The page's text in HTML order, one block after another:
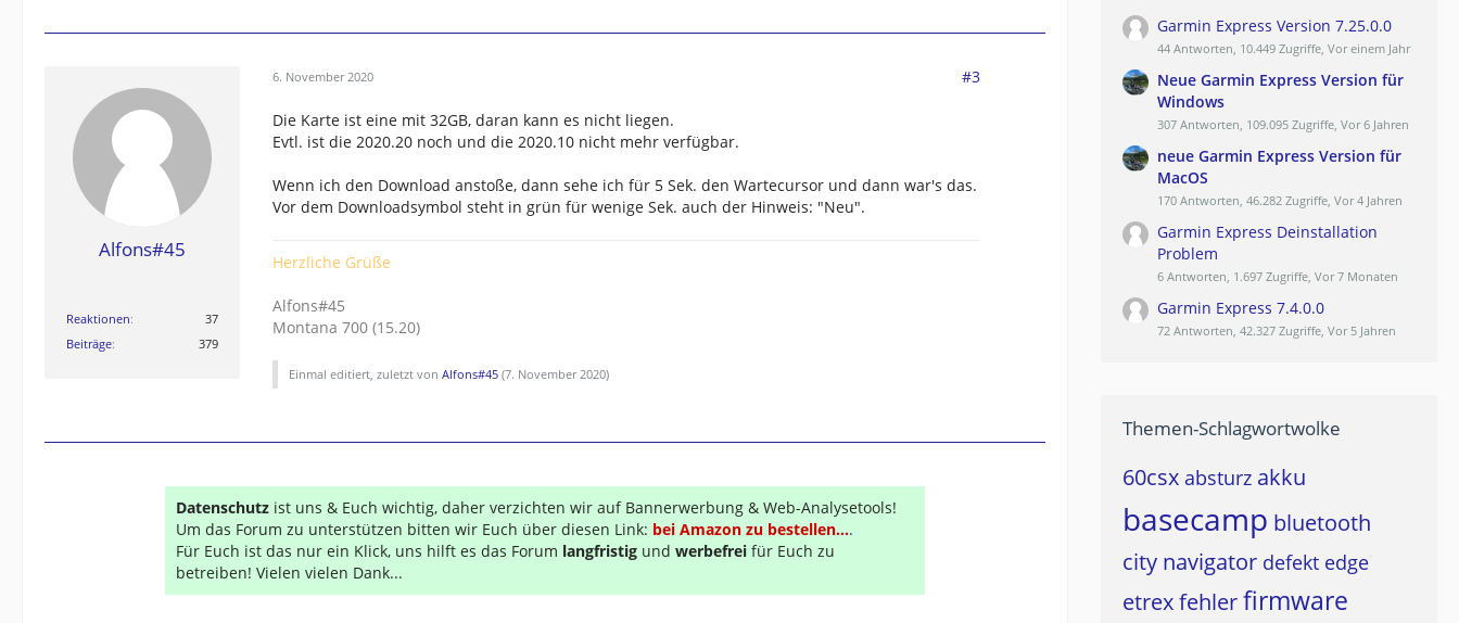
Alfons#45
Reaktionen
37
Beiträge
379
6. November 2020 #3
Die Karte ist eine mit 32GB, daran kann es nicht liegen.
Evtl. ist die 2020.20 noch und die 2020.10 nicht mehr verfügbar.
Wenn ich den Download anstoße, dann sehe ich für 5 Sek. den Wartecursor und dann war's das.
Vor dem Downloadsymbol steht in grün für wenige Sek. auch der Hinweis: "Neu".
Herzliche Grüße
Alfons#45
Montana 700 (15.20)
Einmal editiert, zuletzt von Alfons#45 (7. November 2020)
Datenschutz ist uns & Euch wichtig, daher verzichten wir auf Bannerwerbung & Web-Analysetools!
Um das Forum zu unterstützen bitten wir Euch über diesen Link: bei Amazon zu bestellen....
Für Euch ist das nur ein Klick, uns hilft es das Forum langfristig und werbefrei für Euch zu
betreiben! Vielen vielen Dank...
Garmin Express Version 7.25.0.0
44 Antworten, 10.449 Zugriffe, Vor einem Jahr
Neue Garmin Express Version für
Windows
307 Antworten, 109.095 Zugriffe, Vor 6 Jahren
neue Garmin Express Version für
MacOS
170 Antworten, 46.282 Zugriffe, Vor 4 Jahren
Garmin Express Deinstallation
Problem
6 Antworten, 1.697 Zugriffe, Vor 7 Monaten
Garmin Express 7.4.0.0
72 Antworten, 42.327 Zugriffe, Vor 5 Jahren
Themen-Schlagwortwolke
60csx absturz akku
basecamp bluetooth
city navigator defekt edge
etrexfehlerfirmware